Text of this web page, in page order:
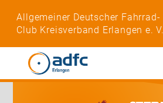
Allgemeiner Deutscher Fahrrad-
Club Kreisverband Erlangen e. V.